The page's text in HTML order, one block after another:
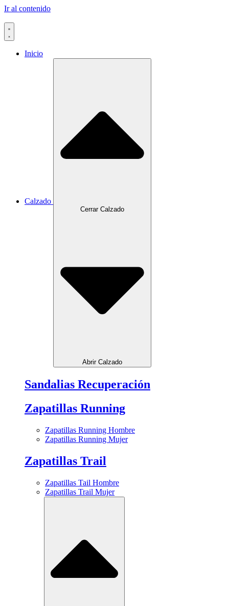
Ir al contenido
Inicio
Calzado
Cerrar Calzado
Abrir Calzado
Sandalias Recuperación
Zapatillas Running
Zapatillas Running Hombre
Zapatillas Running Mujer
Zapatillas Trail
Zapatillas Tail Hombre
Zapatillas Trail Mujer